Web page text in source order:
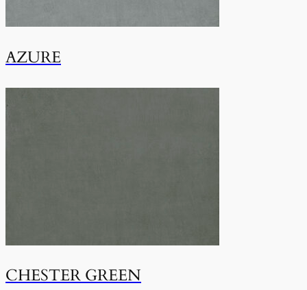
AZURE
CHESTER GREEN